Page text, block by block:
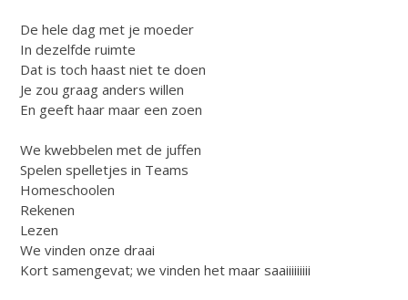
De hele dag met je moeder
In dezelfde ruimte
Dat is toch haast niet te doen
Je zou graag anders willen
En geeft haar maar een zoen
We kwebbelen met de juffen
Spelen spelletjes in Teams
Homeschoolen
Rekenen
Lezen
We vinden onze draai
Kort samengevat; we vinden het maar saaiiiiiiiii